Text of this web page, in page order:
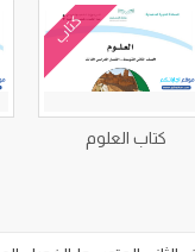
كتاب
كتاب العلوم